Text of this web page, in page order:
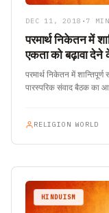
DEC 11, 2018 • 7
परमार्थ निकेतन में
एकता को बढ़ावा
परमार्थ निकेतन में
पारस्परिक संवाद बैठक का
RELIGION WORLD
HINDUISM